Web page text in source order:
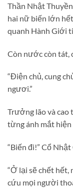
Thần Nhật
hai nữ biến lớn
quanh Hành Giới
Còn nước còn tát,
“Điện chủ, cung
ngươi.”
Trưởng lão và cao
từng ánh mắt
“Biến đi!” Cổ
“Ở lại sẽ chết hết,
cứu mọi người